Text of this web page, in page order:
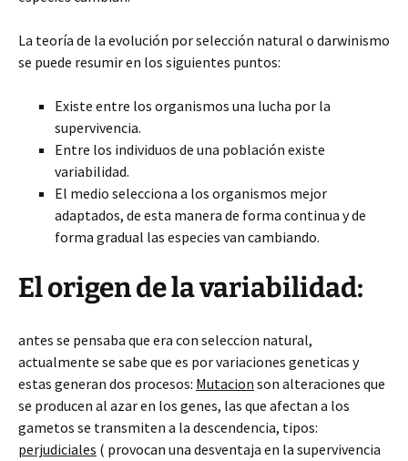
La teoría de la evolución por selección natural o darwinismo
se puede resumir en los siguientes puntos:
Existe entre los organismos una lucha por la
supervivencia.
Entre los individuos de una población existe
variabilidad.
El medio selecciona a los organismos mejor
adaptados, de esta manera de forma continua y de
forma gradual las especies van cambiando.
El origen de la variabilidad:
antes se pensaba que era con seleccion natural,
actualmente se sabe que es por variaciones geneticas y
estas generan dos procesos: Mutacion son alteraciones que
se producen al azar en los genes, las que afectan a los
gametos se transmiten a la descendencia, tipos:
perjudiciales ( provocan una desventaja en la supervivencia